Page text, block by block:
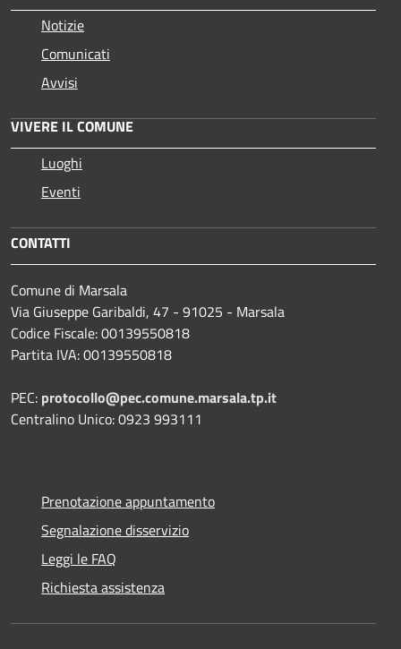
Notizie
Comunicati
Avvisi
VIVERE IL COMUNE
Luoghi
Eventi
CONTATTI
Comune di Marsala
Via Giuseppe Garibaldi, 47 - 91025 - Marsala
Codice Fiscale: 00139550818
Partita IVA: 00139550818
PEC: protocollo@pec.comune.marsala.tp.it
Centralino Unico: 0923 993111
Prenotazione appuntamento
Segnalazione disservizio
Leggi le FAQ
Richiesta assistenza